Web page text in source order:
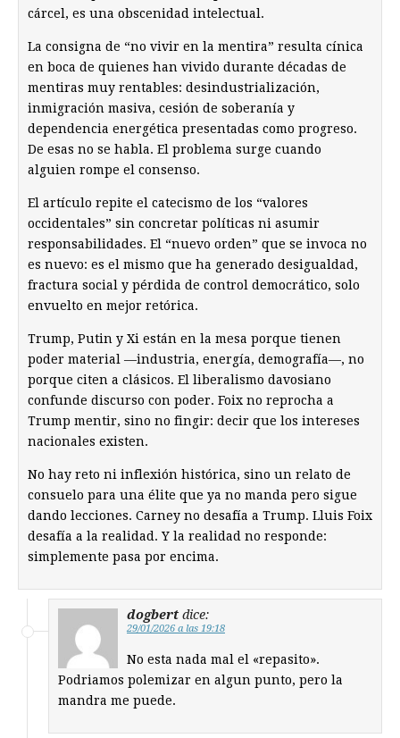
cárcel, es una obscenidad intelectual.
La consigna de “no vivir en la mentira” resulta cínica
en boca de quienes han vivido durante décadas de
mentiras muy rentables: desindustrialización,
inmigración masiva, cesión de soberanía y
dependencia energética presentadas como progreso.
De esas no se habla. El problema surge cuando
alguien rompe el consenso.
El artículo repite el catecismo de los “valores
occidentales” sin concretar políticas ni asumir
responsabilidades. El “nuevo orden” que se invoca no
es nuevo: es el mismo que ha generado desigualdad,
fractura social y pérdida de control democrático, solo
envuelto en mejor retórica.
Trump, Putin y Xi están en la mesa porque tienen
poder material —industria, energía, demografía—, no
porque citen a clásicos. El liberalismo davosiano
confunde discurso con poder. Foix no reprocha a
Trump mentir, sino no fingir: decir que los intereses
nacionales existen.
No hay reto ni inflexión histórica, sino un relato de
consuelo para una élite que ya no manda pero sigue
dando lecciones. Carney no desafía a Trump. Lluis Foix
desafía a la realidad. Y la realidad no responde:
simplemente pasa por encima.
dogbert dice:
29/01/2026 a las 19:18
No esta nada mal el «repasito».
Podriamos polemizar en algun punto, pero la
mandra me puede.